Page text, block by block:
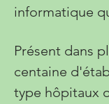
informatique
Présent dans
centaine
type hôpitaux